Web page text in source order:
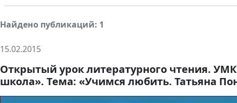
Найдено публикаций: 1
15.02.2015
Открытый урок литературного чтения.
школа». Тема: «Учимся любить. Татьяна